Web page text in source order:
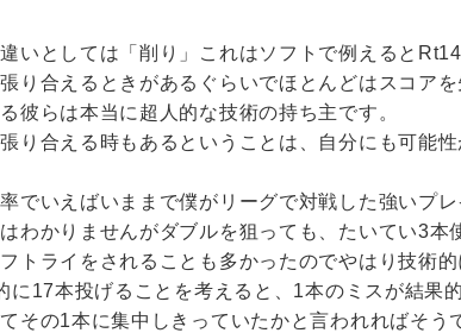
いとしては「削り」これはソフトで例えると
り合えるときがあるぐらいでほとんどはスコア
彼らは本当に超人的な技術の持ち主です。
り合える時もあるということは、自分にも可能
でいえばいままで僕がリーグで対戦した強いプ
わかりませんがダブルを狙っても、たいてい3
トライをされることも多かったのでやはり技術
に17本投げることを考えると、1本のミスが結果
その1本に集中しきっていたかと言われればそ